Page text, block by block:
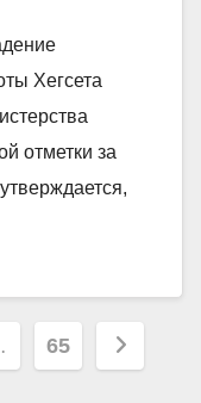
Хегсета
отметки за
65